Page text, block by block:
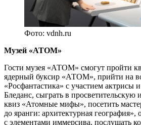
Фото: vdnh.ru
Музей «АТОМ»
Гости музея «АТОМ» смогут пройти
ядерный буксир «АТОМ», прийти на
«Росфантастика» с участием актрисы
Бледанс, сыграть в
квиз «Атомные мифы», посетить
до яранги: архитектурная
с элементами иммерсива, послушать